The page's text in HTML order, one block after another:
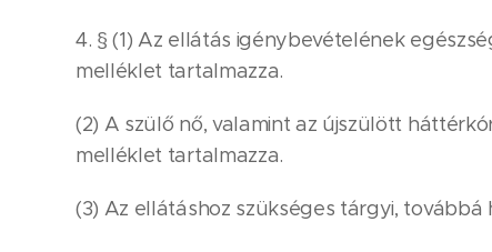
4. § (1) Az ellátás igénybevételének
melléklet tartalmazza.
(2) A szülő nő, valamint az újszülött
melléklet tartalmazza.
(3) Az ellátáshoz szükséges tárgyi,